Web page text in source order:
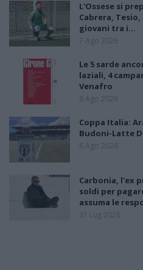
L'Ossese si
Cabrera,
giovani tra i…
7 Ago 2026
Le 5 sarde
laziali, 4
Venafro
6 Ago 2026
Coppa Italia:
Budoni-Latte
6 Ago 2026
Carbonia, l'ex
soldi per
assuma le
31 Lug 2026